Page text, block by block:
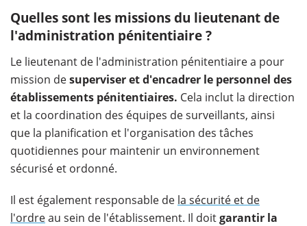
Quelles sont les missions du lieutenant de
l'administration pénitentiaire ?
Le lieutenant de l'administration pénitentiaire a pour
mission desuperviser et d'encadrer le personnel des
établissements pénitentiaires. Cela inclut la direction
et la coordination des équipes de surveillants, ainsi
que la planification et l'organisation des tâches
quotidiennes pour maintenir un environnement
sécurisé et ordonné.
Il est également responsable de la sécurité et de
l'ordreau sein de l'établissement. Il doitgarantir la